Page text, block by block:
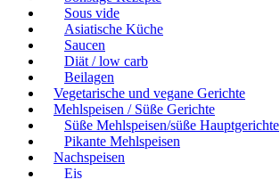
Sous vide
Asiatische Küche
Saucen
Diät / low carb
Beilagen
Vegetarische und vegane Gerichte
Mehlspeisen / Süße Gerichte
Süße Mehlspeisen/süße Hauptgerichte
Pikante Mehlspeisen
Nachspeisen
Eis